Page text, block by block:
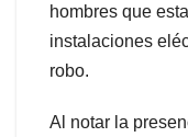
hombres que
instalaciones
robo.
Al notar la